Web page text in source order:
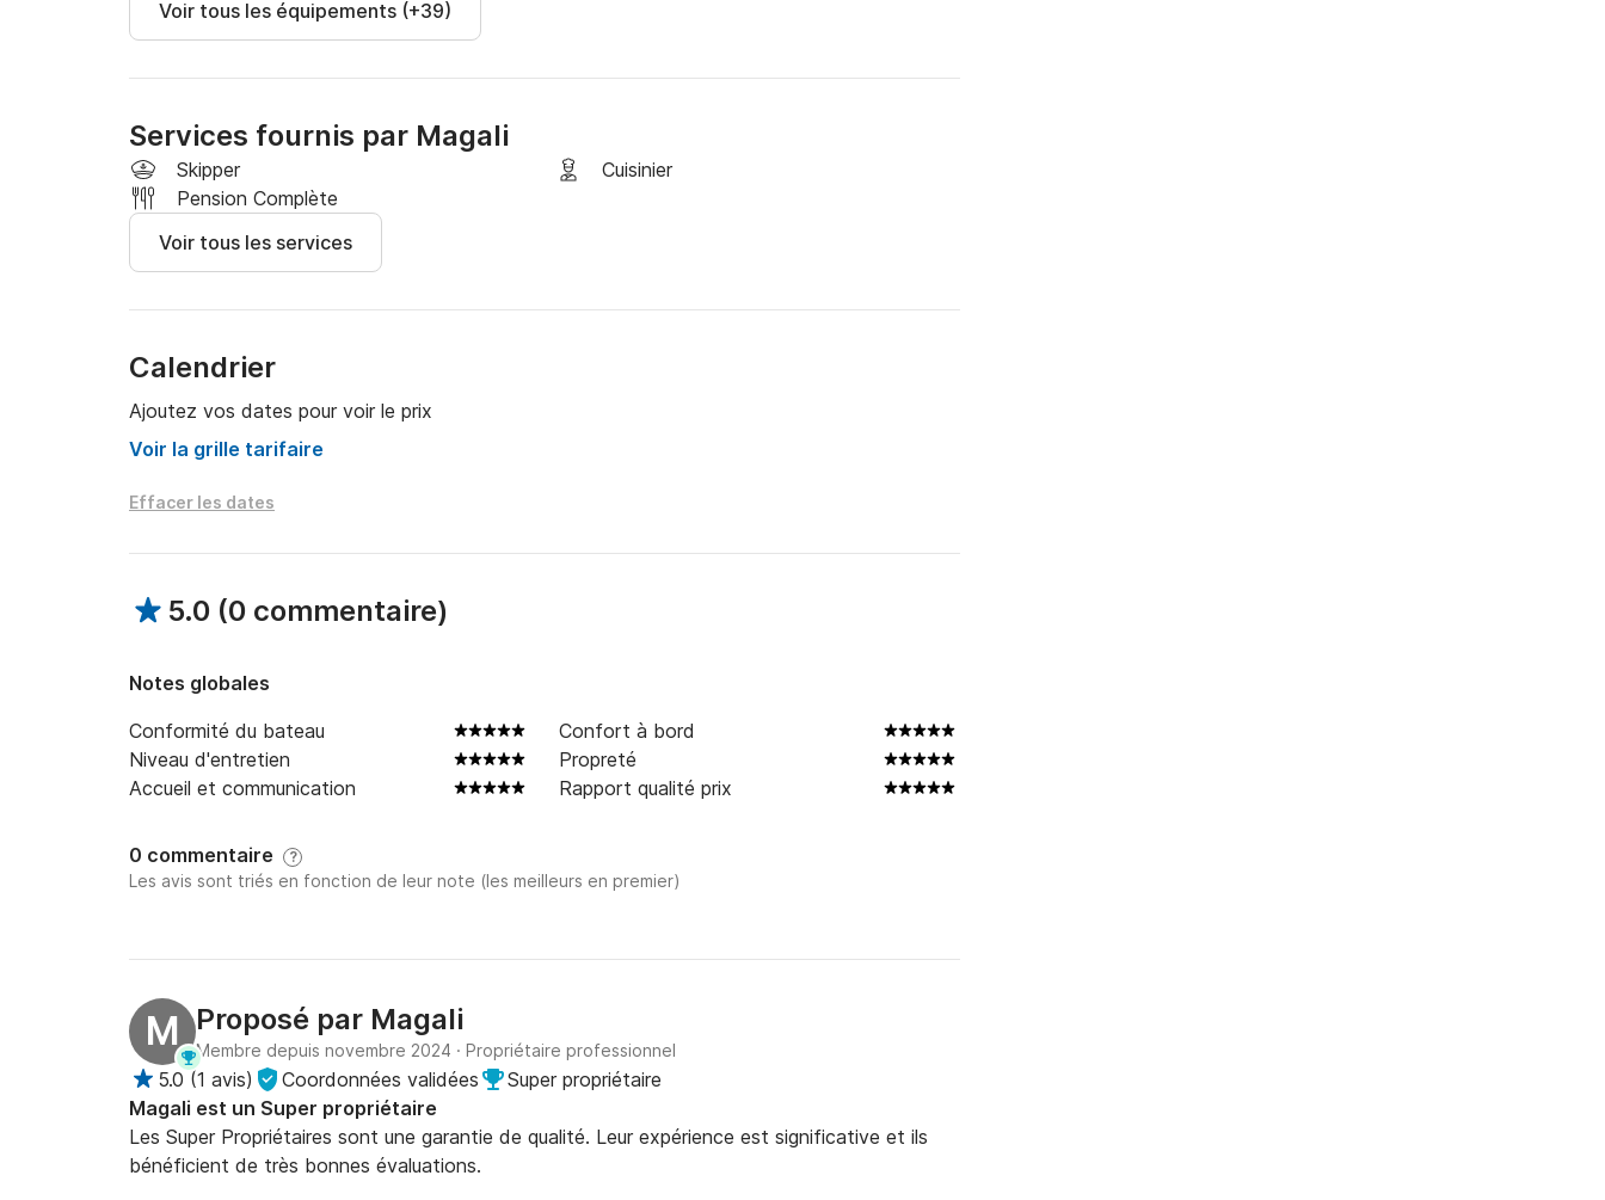
Voir tous les équipements (+39)
Services fournis par Magali
Skipper
Cuisinier
Pension Complète
Voir tous les services
Calendrier
Ajoutez vos dates pour voir le prix
Voir la grille tarifaire
Effacer les dates
5.0 (0 commentaire)
Notes globales
Conformité du bateau
Confort à bord
Niveau d'entretien
Propreté
Accueil et communication
Rapport qualité prix
0 commentaire ?
Les avis sont triés en fonction de leur note (les meilleurs en premier)
M Proposé par Magali
Membre depuis novembre 2024 · Propriétaire professionnel
5.0 (1 avis) Coordonnées validées
Super propriétaire
Magali est un Super propriétaire
Les Super Propriétaires sont une garantie de qualité. Leur expérience est significative et ils
bénéficient de très bonnes évaluations.